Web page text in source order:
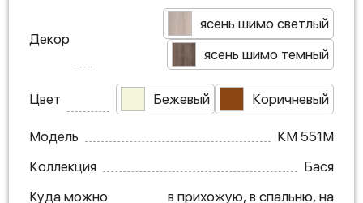
Декор
ясень шимо светлый
ясень шимо темный
Цвет Бежевый Коричневый
Модель
КМ 551М
Коллекция
Бася
Куда можно
в прихожую, в спальню, на